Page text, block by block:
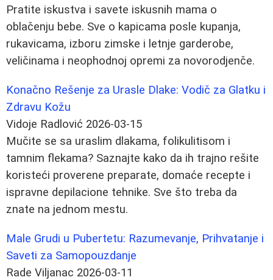
Pratite iskustva i savete iskusnih mama o
oblačenju bebe. Sve o kapicama posle kupanja,
rukavicama, izboru zimske i letnje garderobe,
veličinama i neophodnoj opremi za novorodjenče.
Konačno Rešenje za Urasle Dlake: Vodič za Glatku i
Zdravu Kožu
Vidoje Radlović 2026-03-15
Mučite se sa uraslim dlakama, folikulitisom i
tamnim flekama? Saznajte kako da ih trajno rešite
koristeći proverene preparate, domaće recepte i
ispravne depilacione tehnike. Sve što treba da
znate na jednom mestu.
Male Grudi u Pubertetu: Razumevanje, Prihvatanje i
Saveti za Samopouzdanje
Rade Viljanac 2026-03-11